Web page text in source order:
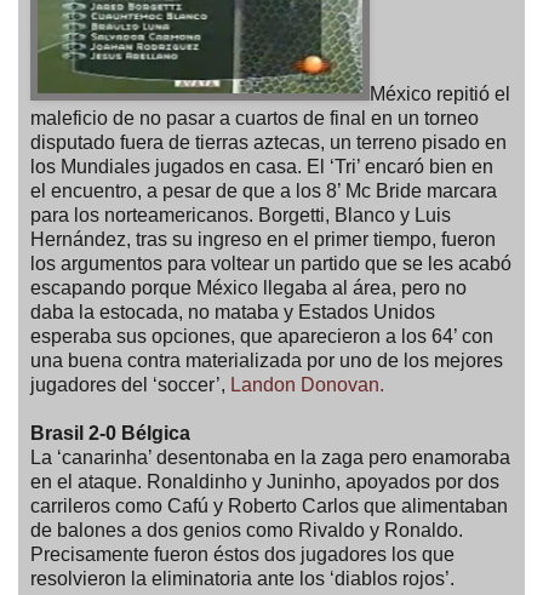
México repitió el
maleficio de no pasar a cuartos de final en un torneo
disputado fuera de tierras aztecas, un terreno pisado en
los Mundiales jugados en casa. El ‘Tri’ encaró bien en
el encuentro, a pesar de que a los 8’ Mc Bride marcara
para los norteamericanos. Borgetti, Blanco y Luis
Hernández, tras su ingreso en el primer tiempo, fueron
los argumentos para voltear un partido que se les acabó
escapando porque México llegaba al área, pero no
daba la estocada, no mataba y Estados Unidos
esperaba sus opciones, que aparecieron a los 64’ con
una buena contra materializada por uno de los mejores
jugadores del ‘soccer’, Landon Donovan.
Brasil 2-0 Bélgica
La ‘canarinha’ desentonaba en la zaga pero enamoraba
en el ataque. Ronaldinho y Juninho, apoyados por dos
carrileros como Cafú y Roberto Carlos que alimentaban
de balones a dos genios como Rivaldo y Ronaldo.
Precisamente fueron éstos dos jugadores los que
resolvieron la eliminatoria ante los ‘diablos rojos’.